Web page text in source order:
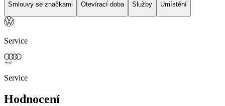
Smlouvy se značkami Otevírací doba Služby Umístění
Service
Service
Hodnocení